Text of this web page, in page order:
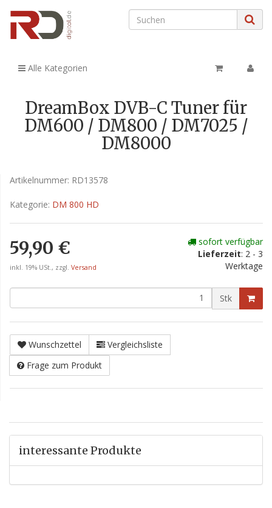
Alle Kategorien
DreamBox DVB-C Tuner für
DM600 / DM800 / DM7025 /
DM8000
Artikelnummer: RD13578
Kategorie: DM 800 HD
59,90 €
inkl. 19% USt., zzgl. Versand
sofort verfügbar
Lieferzeit: 2 - 3
Werktage
Stk
Wunschzettel
Vergleichsliste
Frage zum Produkt
interessante Produkte